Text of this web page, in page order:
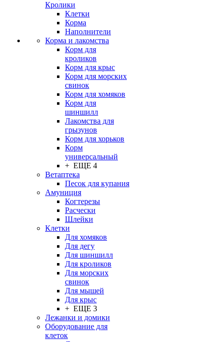
Кролики
Клетки
Корма
Наполнители
Корма и лакомства
Корм для
кроликов
Корм для крыс
Корм для морских
свинок
Корм для хомяков
Корм для
шиншилл
Лакомства для
грызунов
Корм для хорьков
Корм
универсальный
+ ЕЩЕ 4
Ветаптека
Песок для купания
Амуниция
Когтерезы
Расчески
Шлейки
Клетки
Для хомяков
Для дегу
Для шиншилл
Для кроликов
Для морских
свинок
Для мышей
Для крыс
+ ЕЩЕ 3
Лежанки и домики
Оборудование для
клеток